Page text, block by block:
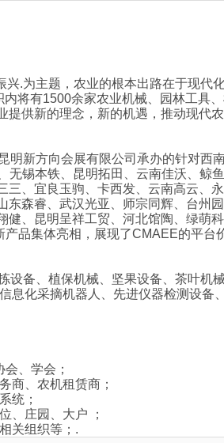
.为主题，农业的根本出路在于现代
将有1500余家农业机械、园林工具
供新的理念，新的机遇，推动现代
新方向会展有限公司承办的针对西
锡本铁、昆明拓田、云南佳沃、鲸
、宜良玉驹、卡西发、云南高云、
森睿、武汉光亚、师宗同辉、台州
、昆明呈祥工贸、河北馆陶、绿萌
品集体亮相，展现了CMAEE的平台
备、植保机械、坚果设备、茶叶机
化采摘机器人、先进仪器检测设
、学会；
商、农机租赁商；
统；
、庄园、大户 ；
关组织等；.